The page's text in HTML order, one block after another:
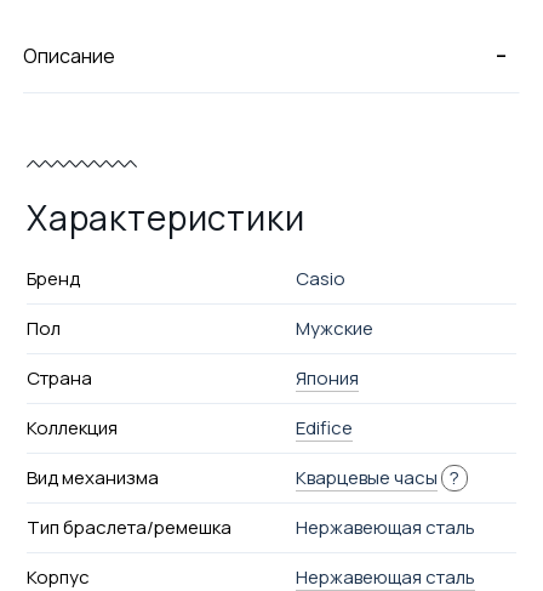
-
Описание
Характеристики
Бренд
Casio
Пол
Мужские
Страна
Япония
Коллекция
Edifice
Вид механизма
Кварцевые часы ?
Тип браслета/ремешка
Нержавеющая сталь
Корпус
Нержавеющая сталь